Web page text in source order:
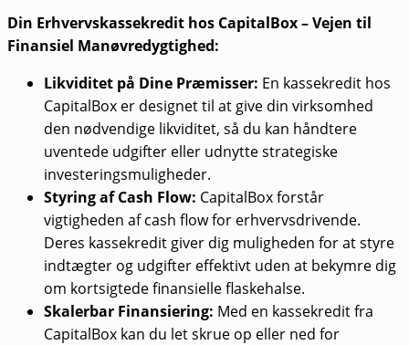
Din Erhvervskassekredit hos CapitalBox – Vejen til
Finansiel Manøvredygtighed:
Likviditet på Dine Præmisser: En kassekredit hos
CapitalBox er designet til at give din virksomhed
den nødvendige likviditet, så du kan håndtere
uventede udgifter eller udnytte strategiske
investeringsmuligheder.
Styring af Cash Flow: CapitalBox forstår
vigtigheden af cash flow for erhvervsdrivende.
Deres kassekredit giver dig muligheden for at styre
indtægter og udgifter effektivt uden at bekymre dig
om kortsigtede finansielle flaskehalse.
Skalerbar Finansiering: Med en kassekredit fra
CapitalBox kan du let skrue op eller ned for